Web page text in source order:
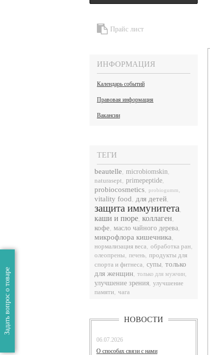
Прайс лист
ИНФОРМАЦИЯ
Календарь событий
Правовая информация
Вакансии
ТЕГИ
beautelle, microbiomskin,
naturasept, primepeptide,
probiocosmetics, probiogumm,
vitality food, для детей,
защита иммунитета,
каши и пюре, коллаген,
кофе, масло чайного дерева,
микрофлора кишечника,
нормализация веса, обработка ран,
олеопрены, печень, продукты для
спорта и фитнеса, супы, только
для женщин, только для мужчин,
улучшение зрения, улучшение
памяти, чага
НОВОСТИ
06.07.2026
О способах связи с нами
Задать вопрос о товаре